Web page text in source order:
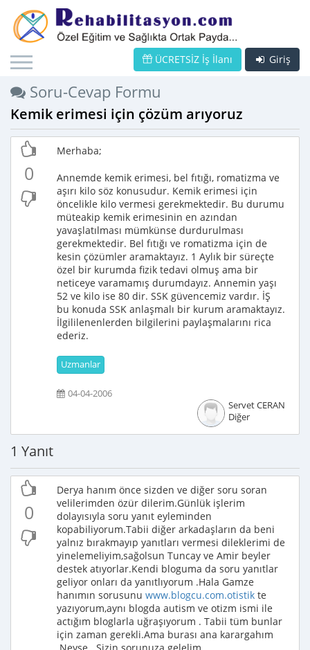
Giriş
ÜCRETSİZ İş İlanı
Soru-Cevap Formu
Kemik erimesi için çözüm arıyoruz
0
Merhaba;
Annemde kemik erimesi, bel fıtığı, romatizma ve
aşırı kilo söz konusudur. Kemik erimesi için
öncelikle kilo vermesi gerekmektedir. Bu durumu
müteakip kemik erimesinin en azından
yavaşlatılması mümkünse durdurulması
gerekmektedir. Bel fıtığı ve romatizma için de
kesin çözümler aramaktayız. 1 Aylık bir süreçte
özel bir kurumda fizik tedavi olmuş ama bir
neticeye varamamış durumdayız. Annemin yaşı
52 ve kilo ise 80 dir. SSK güvencemiz vardır. İŞ
bu konuda SSK anlaşmalı bir kurum aramaktayız.
İlgililenenlerden bilgilerini paylaşmalarını rica
ederiz.
Uzmanlar
04-04-2006
Servet CERAN
Diğer
1 Yanıt
0
Derya hanım önce sizden ve diğer soru soran
velilerimden özür dilerim.Günlük işlerim
dolayısıyla soru yanıt eyleminden
kopabiliyorum.Tabii diğer arkadaşların da beni
yalnız bırakmayıp yanıtları vermesi dileklerimi de
yinelemeliyim,sağolsun Tuncay ve Amir beyler
destek atıyorlar.Kendi bloguma da soru yanıtlar
geliyor onları da yanıtlıyorum .Hala Gamze
hanımın sorusunu www.blogcu.com.otistik te
yazıyorum,aynı blogda autism ve otizm ismi ile
actığım bloglarla uğraşıyorum . Tabii tüm bunlar
için zaman gerekli.Ama burası ana karargahım